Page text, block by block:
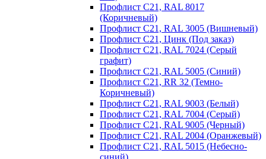
Профлист С21, RAL 8017
(Коричневый)
Профлист С21, RAL 3005 (Вишневый)
Профлист С21, Цинк (Под заказ)
Профлист С21, RAL 7024 (Серый
графит)
Профлист С21, RAL 5005 (Синий)
Профлист С21, RR 32 (Темно-
Коричневый)
Профлист С21, RAL 9003 (Белый)
Профлист С21, RAL 7004 (Серый)
Профлист С21, RAL 9005 (Черный)
Профлист С21, RAL 2004 (Оранжевый)
Профлист С21, RAL 5015 (Небесно-
синий)